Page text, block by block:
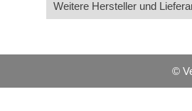
Weitere Hersteller und
©